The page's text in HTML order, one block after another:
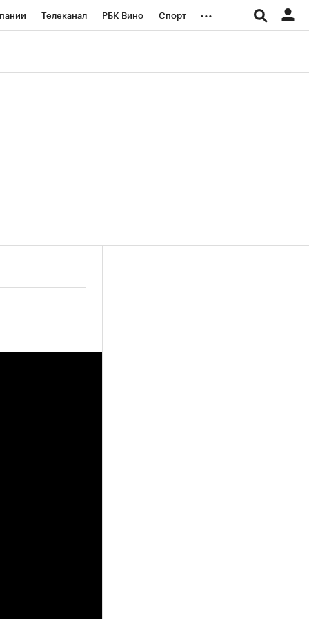
Телеканал РБК Вино Спорт ...